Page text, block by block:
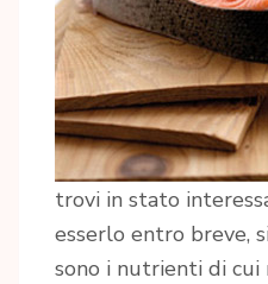
trovi in stato
esserlo entro breve,
sono i nutrienti di cui